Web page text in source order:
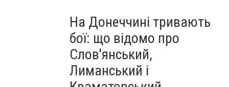
На Донеччині тривають
бої: що відомо про
Слов'янський,
Лиманський і